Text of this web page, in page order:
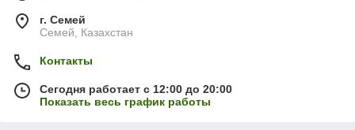
г. Семей
Семей, Казахстан
Контакты
Сегодня работает с 12:00 до 20:00
Показать весь график работы